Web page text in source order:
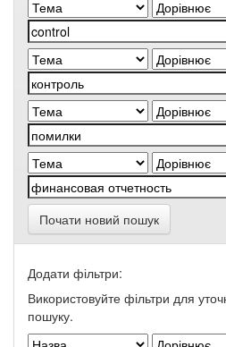
Почати новий пошук
Додати фільтри:
Використовуйте фільтри для
пошуку.